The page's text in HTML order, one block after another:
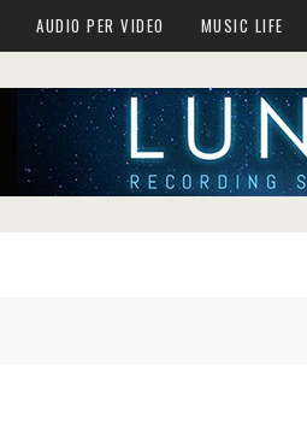
AUDIO PER VIDEO MUSIC LIFE